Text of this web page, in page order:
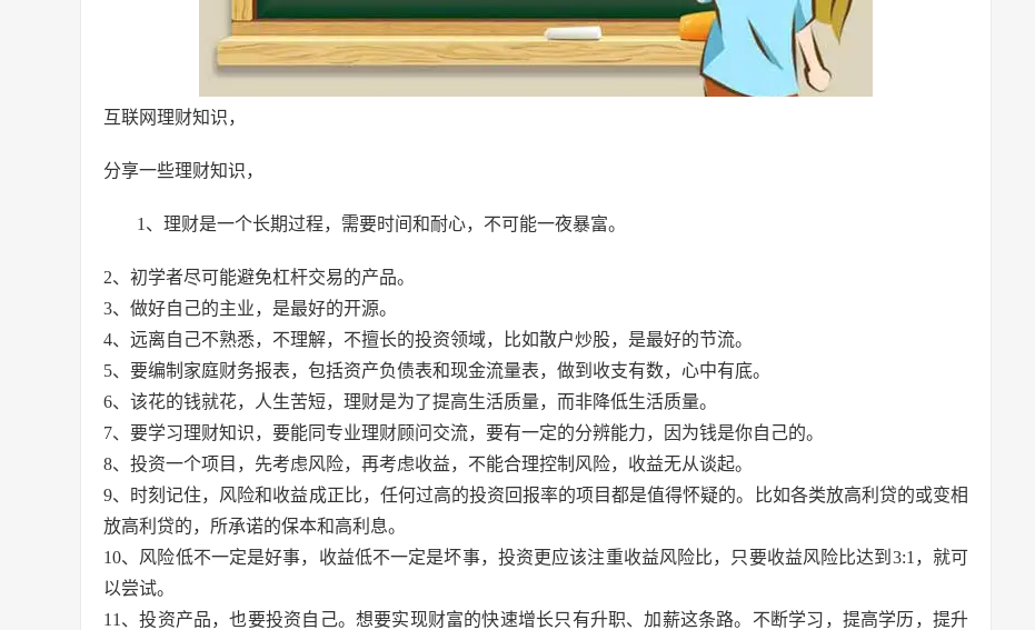
互联网理财知识，
分享一些理财知识，
1、理财是一个长期过程，需要时间和耐心，不可能一夜暴富。
2、初学者尽可能避免杠杆交易的产品。
3、做好自己的主业，是最好的开源。
4、远离自己不熟悉，不理解，不擅长的投资领域，比如散户炒股，是最好的节流。
5、要编制家庭财务报表，包括资产负债表和现金流量表，做到收支有数，心中有底。
6、该花的钱就花，人生苦短，理财是为了提高生活质量，而非降低生活质量。
7、要学习理财知识，要能同专业理财顾问交流，要有一定的分辨能力，因为钱是你自己的。
8、投资一个项目，先考虑风险，再考虑收益，不能合理控制风险，收益无从谈起。
9、时刻记住，风险和收益成正比，任何过高的投资回报率的项目都是值得怀疑的。比如各类放高利贷的或变相
放高利贷的，所承诺的保本和高利息。
10、风险低不一定是好事，收益低不一定是坏事，投资更应该注重收益风险比，只要收益风险比达到3:1，就可
以尝试。
11、投资产品，也要投资自己。想要实现财富的快速增长只有升职、加薪这条路。不断学习，提高学历，提升